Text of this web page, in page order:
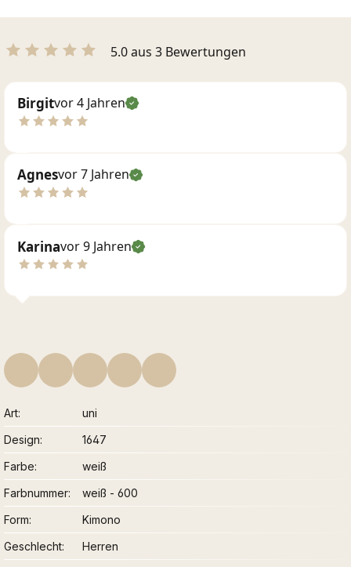
5.0 aus 3 Bewertungen
Birgitvor 4 Jahren
Agnesvor 7 Jahren
Karinavor 9 Jahren
Art
uni
Design
1647
Farbe
weiß
Farbnummer
weiß - 600
Form
Kimono
Geschlecht
Herren